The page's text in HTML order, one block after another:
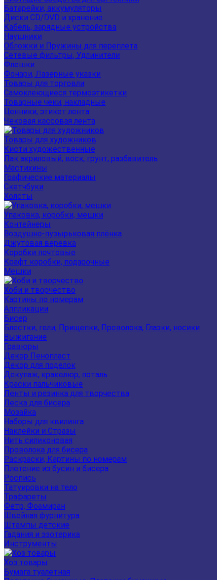
Батарейки, аккумуляторы
Диски CD/DVD и хранение
Кабель, зарядные устройства
Наушники
Обложки и Пружины для переплета
Сетевые фильтры, Удлинители
Флешки
Фонари, Лазерные указки
Товары для торговли
Самоклеющиеся термоэтикетки
Товарные чеки, накладные
Ценники, этикет лента
Чековая кассовая лента
Товары для художников
Кисти художественные
Лак акриловый, воск, грунт, разбавитель
Мастихины
Графические материалы
Скетчбуки
Холсты
Упаковка, коробки, мешки
Контейнеры
Воздушно-пузырьковая плёнка
Джутовая веревка
Коробки почтовые
Крафт коробки, подарочные
Мешки
Хоби и творчество
Картины по номерам
Аппликации
Бисер
Блестки, гели, Прищепки, Проволока, Глазки, носики
Выжигание
Гравюры
Декор Пенопласт
Декор для поделок
Декупаж, кракелюр, поталь
Краски пальчиковые
Ленты и резинка для творчества
Леска для бисера
Мозайка
Наборы для квилинга
Наклейки и Стразы
Нить силиконовая
Проволока для бисера
Раскраски, Картины по номерам
Плетение из бусин и бисера
Роспись
Татуировки на тело
Трафареты
Фетр, Фоамиран
Швейная фурнитура
Штампы детские
Гадания и эзотерика
Инструменты
Хоз товары
Бумага туалетная